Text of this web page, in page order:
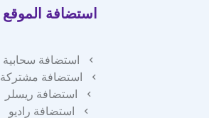
استضافة الموقع
استضافة سحابية
استضافة مشتركة
استضافة ريسلر
استضافة راديو